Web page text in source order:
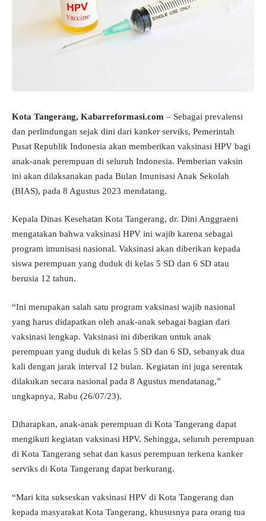
Kota Tangerang, Kabarreformasi.com – Sebagai prevalensi
dan perlindungan sejak dini dari kanker serviks, Pemerintah
Pusat Republik Indonesia akan memberikan vaksinasi HPV bagi
anak-anak perempuan di seluruh Indonesia. Pemberian vaksin
ini akan dilaksanakan pada Bulan Imunisasi Anak Sekolah
(BIAS), pada 8 Agustus 2023 mendatang.
Kepala Dinas Kesehatan Kota Tangerang, dr. Dini Anggraeni
mengatakan bahwa vaksinasi HPV ini wajib karena sebagai
program imunisasi nasional. Vaksinasi akan diberikan kepada
siswa perempuan yang duduk di kelas 5 SD dan 6 SD atau
berusia 12 tahun.
“Ini merupakan salah satu program vaksinasi wajib nasional
yang harus didapatkan oleh anak-anak sebagai bagian dari
vaksinasi lengkap. Vaksinasi ini diberikan untuk anak
perempuan yang duduk di kelas 5 SD dan 6 SD, sebanyak dua
kali dengan jarak interval 12 bulan. Kegiatan ini juga serentak
dilakukan secara nasional pada 8 Agustus mendatanag,”
ungkapnya, Rabu (26/07/23).
Diharapkan, anak-anak perempuan di Kota Tangerang dapat
mengikuti kegiatan vaksinasi HPV. Sehingga, seluruh perempuan
di Kota Tangerang sehat dan kasus perempuan terkena kanker
serviks di Kota Tangerang dapat berkurang.
“Mari kita sukseskan vaksinasi HPV di Kota Tangerang dan
kepada masyarakat Kota Tangerang, khususnya para orang tua